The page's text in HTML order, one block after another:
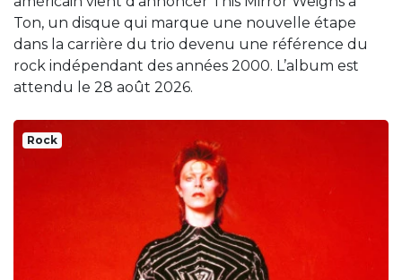
Ton, un disque qui marque une nouvelle étape
dans la carrière du trio devenu une référence du
rock indépendant des années 2000. L’album est
attendu le 28 août 2026.
Rock